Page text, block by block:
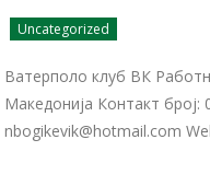
Uncategorized
Ватерполо клуб ВК
Македонија Контакт број:
nbogikevik@hotmail.com